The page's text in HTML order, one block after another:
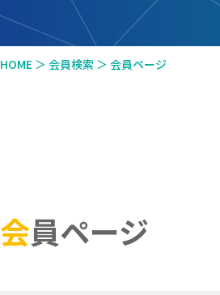
HOME ＞ 会員検索 ＞ 会員ページ
会員ページ